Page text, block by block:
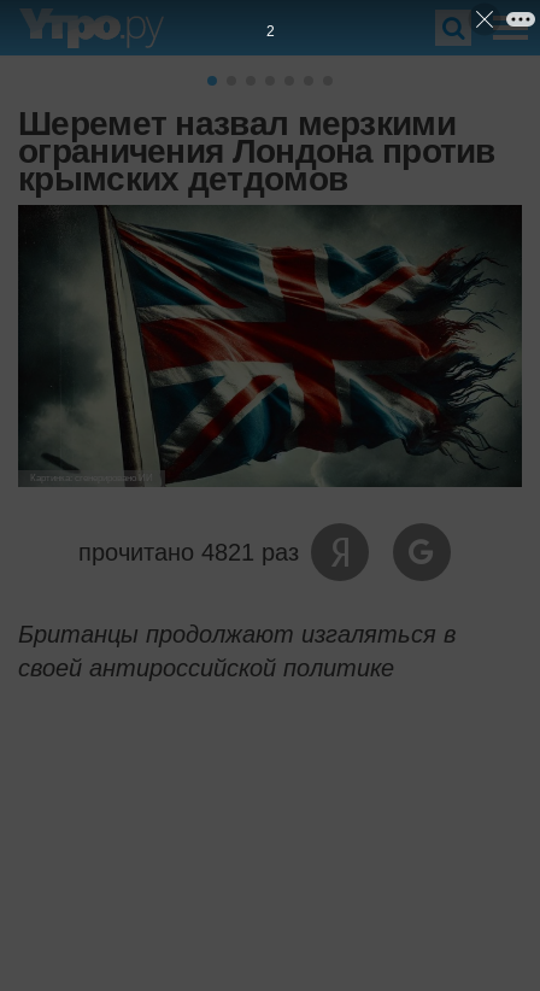
Шеремет назвал мерзкими
ограничения Лондона против
крымских детдомов
Картинка: сгенерировано ИИ
прочитано 4821 раз
Британцы продолжают изгаляться в
своей антироссийской политике
1